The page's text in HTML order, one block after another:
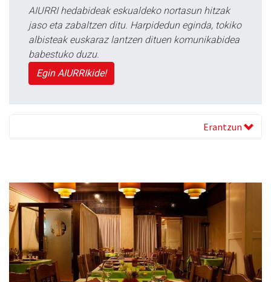
AIURRI hedabideak eskualdeko nortasun hitzak
jaso eta zabaltzen ditu. Harpidedun eginda, tokiko
albisteak euskaraz lantzen dituen komunikabidea
babestuko duzu.
Egin AIURRIkide!
Erantzun